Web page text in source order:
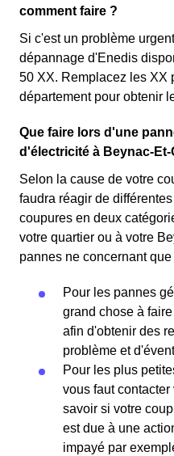
comment faire ?
Si c'est un problème
dépannage d'Enedis
50 XX. Remplacez les XX
département pour obtenir
Que faire lors d'une
d'électricité à Beynac-Et-
Selon la cause de votre
faudra réagir de
coupures en deux
votre quartier ou à votre
pannes ne concernant
Pour les pannes
grand chose à
afin d'obtenir des
problème et
Pour les plus
vous faut
savoir si votre
est due à une
impayé par